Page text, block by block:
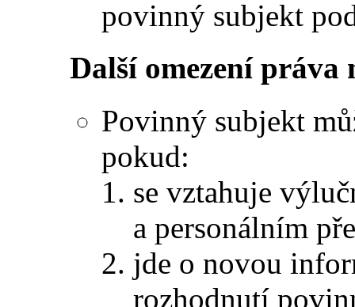
povinný subjekt
Další omezení práva
Povinný subjekt
pokud:
se vztahuje
a personálním
jde o novou
rozhodnutí